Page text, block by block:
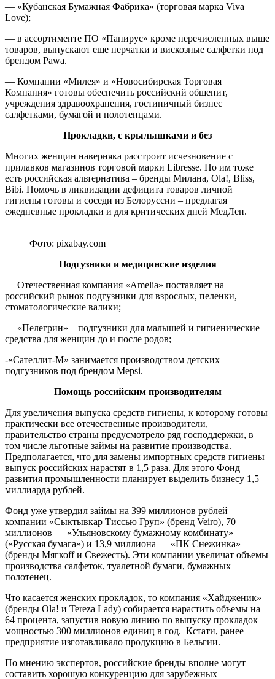
— «Кубанская Бумажная Фабрика» (торговая марка Viva
Love);
— в ассортименте ПО «Папирус» кроме перечисленных выше
товаров, выпускают еще перчатки и вискозные салфетки под
брендом Pawa.
— Компании «Милея» и «Новосибирская Торговая
Компания» готовы обеспечить российский общепит,
учреждения здравоохранения, гостиничный бизнес
салфетками, бумагой и полотенцами.
Прокладки, с крылышками и без
Многих женщин наверняка расстроит исчезновение с
прилавков магазинов торговой марки Libresse. Но им тоже
есть российская альтернатива – бренды Милана, Ola!, Bliss,
Bibi. Помочь в ликвидации дефицита товаров личной
гигиены готовы и соседи из Белоруссии – предлагая
ежедневные прокладки и для критических дней МедЛен.
Фото: pixabay.com
Подгузники и медицинские изделия
— Отечественная компания «Amelia» поставляет на
российский рынок подгузники для взрослых, пеленки,
стоматологические валики;
— «Пелегрин» – подгузники для малышей и гигиенические
средства для женщин до и после родов;
-«Сателлит-М» занимается производством детских
подгузников под брендом Mepsi.
Помощь российским производителям
Для увеличения выпуска средств гигиены, к которому готовы
практически все отечественные производители,
правительство страны предусмотрело ряд господдержки, в
том числе льготные займы на развитие производства.
Предполагается, что для замены импортных средств гигиены
выпуск российских нарастят в 1,5 раза. Для этого Фонд
развития промышленности планирует выделить бизнесу 1,5
миллиарда рублей.
Фонд уже утвердил займы на 399 миллионов рублей
компании «Сыктывкар Тиссью Груп» (бренд Veiro), 70
миллионов — «Ульяновскому бумажному комбинату»
(«Русская бумага») и 13,9 миллиона — «ПК Снежинка»
(бренды Мягкоff и Свежесть). Эти компании увеличат объемы
производства салфеток, туалетной бумаги, бумажных
полотенец.
Что касается женских прокладок, то компания «Хайдженик»
(бренды Ola! и Tereza Lady) собирается нарастить объемы на
64 процента, запустив новую линию по выпуску прокладок
мощностью 300 миллионов единиц в год. Кстати, ранее
предприятие изготавливало продукцию в Бельгии.
По мнению экспертов, российские бренды вполне могут
составить хорошую конкуренцию для зарубежных